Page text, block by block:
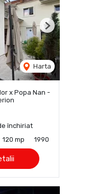
Harta
Next
x Popa Nan -
închiriat
120 mp 1990